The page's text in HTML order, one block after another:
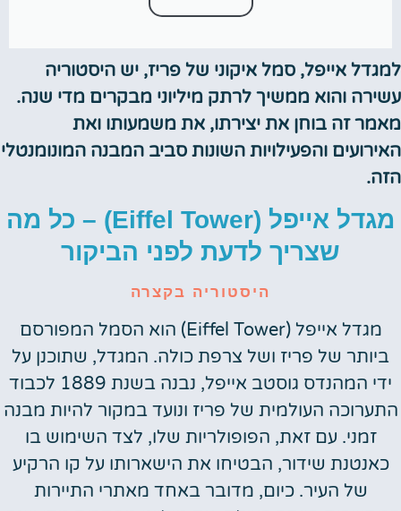
למגדל אייפל, סמל איקוני של פריז, יש היסטוריה
עשירה והוא ממשיך לרתק מיליוני מבקרים מדי שנה.
מאמר זה בוחן את יצירתו, את משמעותו ואת
האירועים והפעילויות השונות סביב המבנה המונומנטלי
הזה.
מגדל אייפל (Eiffel Tower) – כל מה
שצריך לדעת לפני הביקור
היסטוריה בקצרה
מגדל אייפל (Eiffel Tower) הוא הסמל המפורסם
ביותר של פריז ושל צרפת כולה. המגדל, שתוכנן על
ידי המהנדס גוסטב אייפל, נבנה בשנת 1889 לכבוד
התערוכה העולמית של פריז ונועד במקור להיות מבנה
זמני. עם זאת, הפופולריות שלו, לצד השימוש בו
כאנטנת שידור, הבטיחו את הישארותו על קו הרקיע
של העיר. כיום, מדובר באחד מאתרי התיירות